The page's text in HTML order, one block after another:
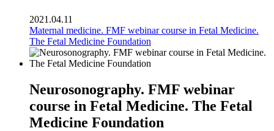
2021.04.11
Maternal medicine. FMF webinar course in Fetal Medicine.
The Fetal Medicine Foundation
Neurosonography. FMF webinar
course in Fetal Medicine. The Fetal
Medicine Foundation